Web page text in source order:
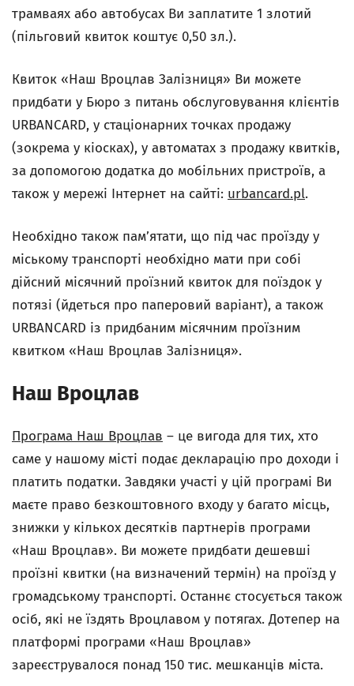
трамваях або автобусах Ви заплатите 1 злотий
(пільговий квиток коштує 0,50 зл.).
Квиток «Наш Вроцлав Залізниця» Ви можете
придбати у Бюро з питань обслуговування клієнтів
URBANCARD, у стаціонарних точках продажу
(зокрема у кіосках), у автоматах з продажу квитків,
за допомогою додатка до мобільних пристроїв, а
також у мережі Інтернет на сайті: urbancard.pl.
Необхідно також пам’ятати, що під час проїзду у
міському транспорті необхідно мати при собі
дійсний місячний проїзний квиток для поїздок у
потязі (йдеться про паперовий варіант), а також
URBANCARD із придбаним місячним проїзним
квитком «Наш Вроцлав Залізниця».
Наш Вроцлав
Програма Наш Вроцлав – це вигода для тих, хто
саме у нашому місті подає декларацію про доходи і
платить податки. Завдяки участі у цій програмі Ви
маєте право безкоштовного входу у багато місць,
знижки у кількох десятків партнерів програми
«Наш Вроцлав». Ви можете придбати дешевші
проїзні квитки (на визначений термін) на проїзд у
громадському транспорті. Останнє стосується також
осіб, які не їздять Вроцлавом у потягах. Дотепер на
платформі програми «Наш Вроцлав»
зареєструвалося понад 150 тис. мешканців міста.